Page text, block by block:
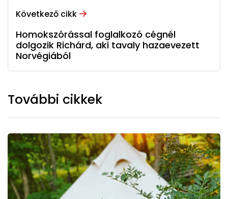
Következő cikk
Homokszórással foglalkozó cégnél
dolgozik Richárd, aki tavaly hazaevezett
Norvégiából
További cikkek